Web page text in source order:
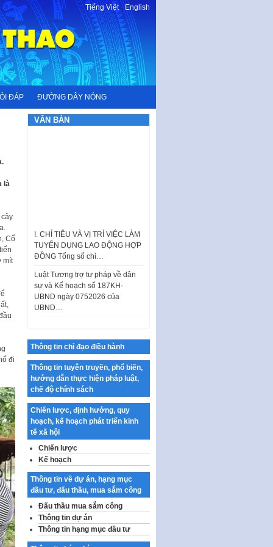
Tiếng Việt-English
ĐÁP ĐƯỜNG DÂY NÓNG
là
Cổ
mít
đi
VĂN BẢN
TUYỂN DỤNG LAO ĐỘNG HỢP
ĐỒNG Tổng số chỉ…
Luật Tương trợ tư pháp về dân
sự và Kế hoạch số 187KH-
UBND ngày 0752026 của
UBND…
Ban hành Danh mục vị trí khai
Kế hoạch Tổ chức Cuộc thi
chính luận về bảo vệ nền tảng tư
tưởng của Đảng…
Công bố công khai dự toán kinh
phí xây dựng pháp luật, hoàn
thiện thể chế, chính…
Quy định về nghiên cứu, ứng
dụng khoa học, công nghệ, đổi
mới sáng tạo và chuyển…
Quy định chi tiết và hướng dẫn
thi hành một số điều của Luật Lý
lịch tư…
Sửa đổi, bổ sung một số nội
dung tại Nghị quyết số 30/NQ-
CP ngày 24 tháng 02…
Thông tin chỉ đạo điều hành
Thông tin tuyên truyền, phổ biến,
hướng dẫn thực hiện pháp luật,
chế độ chính sách
Chiến lược, định hướng, quy
hoạch, kế hoạch phát triển kinh
tế xã hội
Chiến lược
Kế hoạch
Thông tin về dự án, hạng mục
đầu tư, đấu thầu, mua sắm công
Đấu thầu mua sắm công
Thông tin dự án
Thông tin hạng mục đầu tư